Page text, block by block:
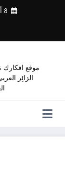
8 أغسطس، 2026
موقع افكارك
الزائِر